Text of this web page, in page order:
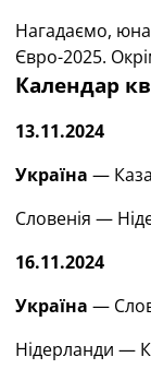
Нагадаємо,
Євро-2025.
Календар
13.11.2024
Україна —
Словенія —
16.11.2024
Україна —
Нідерланди —